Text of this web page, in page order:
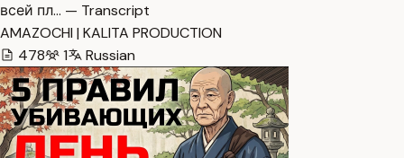
всей пл… — Transcript
AMAZOCHI | KALITA PRODUCTION
478
1 Russian